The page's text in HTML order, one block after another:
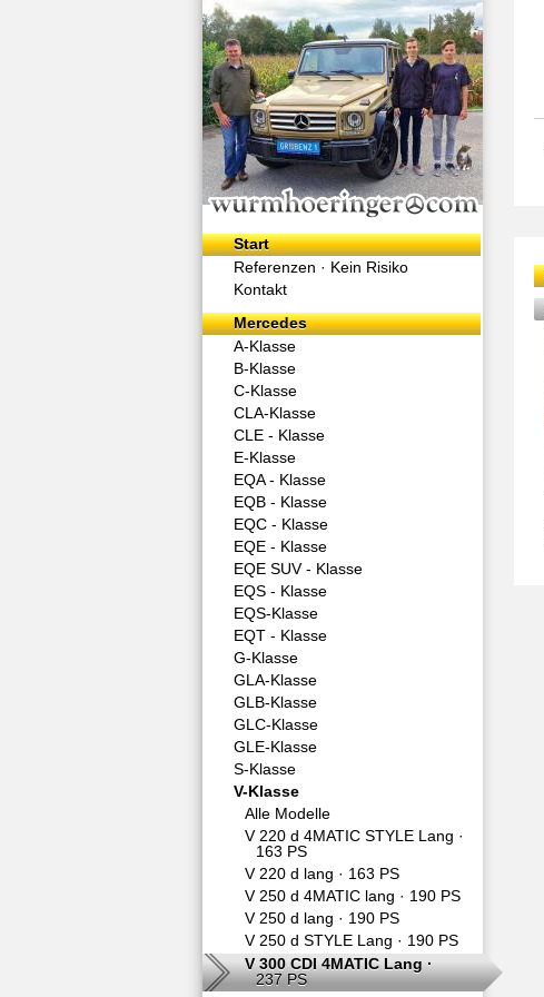
Start
Referenzen · Kein Risiko
Kontakt
Mercedes
A-Klasse
B-Klasse
C-Klasse
CLA-Klasse
CLE - Klasse
E-Klasse
EQA - Klasse
EQB - Klasse
EQC - Klasse
EQE - Klasse
EQE SUV - Klasse
EQS - Klasse
EQS-Klasse
EQT - Klasse
G-Klasse
GLA-Klasse
GLB-Klasse
GLC-Klasse
GLE-Klasse
S-Klasse
V-Klasse
Alle Modelle
V 220 d 4MATIC STYLE Lang ·
163 PS
V 220 d lang · 163 PS
V 250 d 4MATIC lang · 190 PS
V 250 d lang · 190 PS
V 250 d STYLE Lang · 190 PS
V 300 CDI 4MATIC Lang ·
237 PS